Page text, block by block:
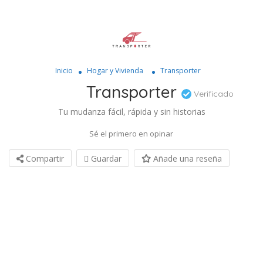
Inicio Hogar y Vivienda Transporter
Transporter Verificado
Tu mudanza fácil, rápida y sin historias
Sé el primero en opinar
Compartir Guardar Añade una reseña